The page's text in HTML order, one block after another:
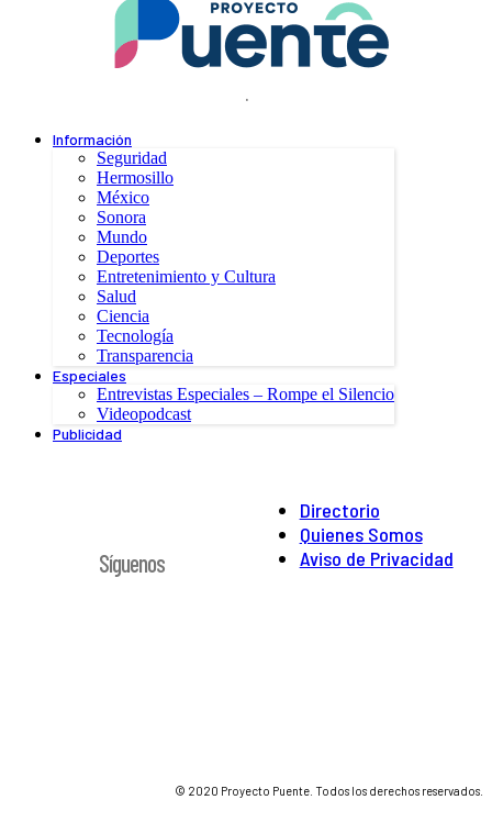
.
Información
Seguridad
Hermosillo
México
Sonora
Mundo
Deportes
Entretenimiento y Cultura
Salud
Ciencia
Tecnología
Transparencia
Especiales
Entrevistas Especiales – Rompe el Silencio
Videopodcast
Publicidad
Directorio
Quienes Somos
Aviso de Privacidad
Síguenos
© 2020 Proyecto Puente. Todos los derechos reservados.